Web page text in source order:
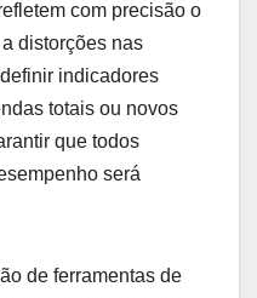
de
apresenta
envolvidas. Esses